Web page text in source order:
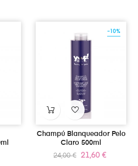
Champú Blanqueador Pelo
Claro 500ml
Precio
24,00 €
-10%
Precio
21,60 €